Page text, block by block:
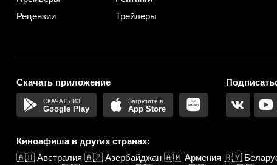
Рецензии
Трейлеры
Скачать приложение
Google Play App Store
Киноафиша в других странах:
🇦🇺 Австралия 🇦🇿 Азербайджан 🇦🇲 Армения 🇧🇾